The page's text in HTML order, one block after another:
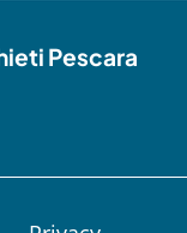
Pescara